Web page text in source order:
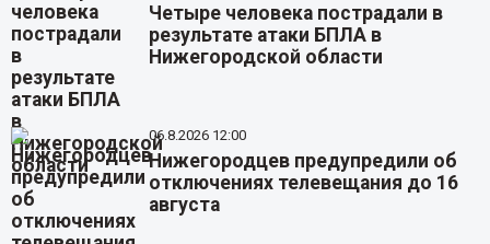
Четыре человека пострадали в
результате атаки БПЛА в
Нижегородской области
06.8.2026 12:00
Нижегородцев предупредили об
отключениях телевещания до 16
августа